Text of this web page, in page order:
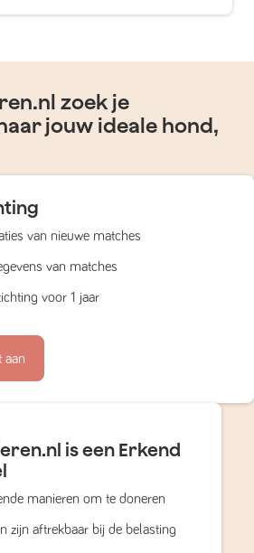
zoek je
jouw ideale hond,
van nieuwe matches
van matches
voor 1 jaar
aan
is een Erkend
manieren om te doneren
zijn aftrekbaar bij de belasting